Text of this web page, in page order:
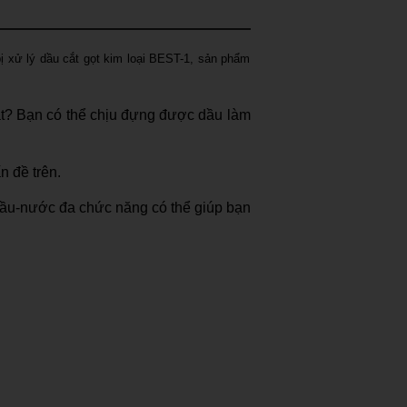
xử lý dầu cắt gọt kim loại BEST-1, sản phẩm
Bạn có thể chịu đựng được dầu làm
đề trên.
nước đa chức năng có thể giúp bạn